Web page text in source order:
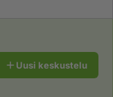
Uusi keskustelu